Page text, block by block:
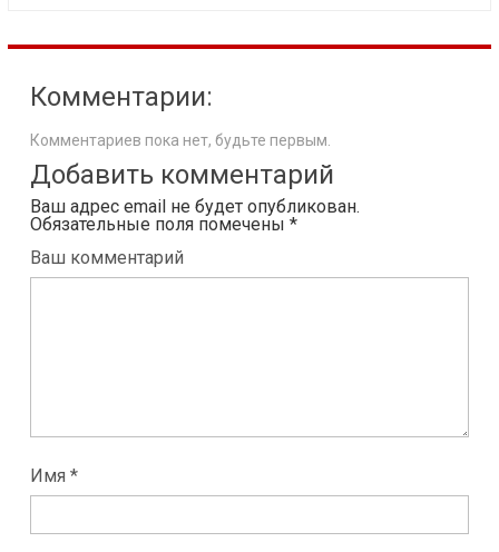
Комментарии:
Комментариев пока нет, будьте первым.
Добавить комментарий
Ваш адрес email не будет опубликован.
Обязательные поля помечены *
Ваш комментарий
Имя *